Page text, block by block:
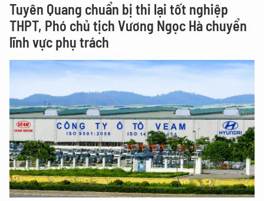
Tuyên Quang chuẩn bị thi lại tốt nghiệp
THPT, Phó chủ tịch Vương Ngọc Hà chuyển
lĩnh vực phụ trách